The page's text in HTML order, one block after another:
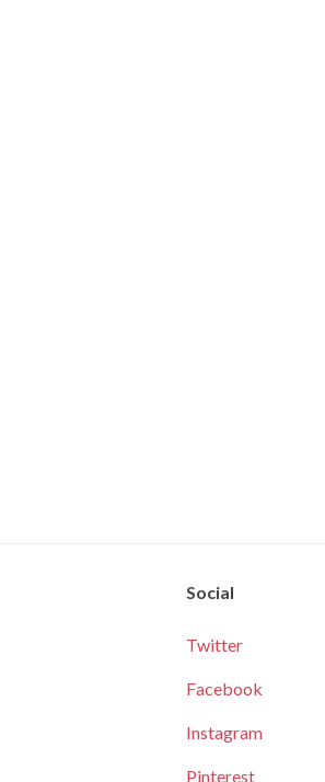
Social
Twitter
Facebook
Instagram
Pinterest